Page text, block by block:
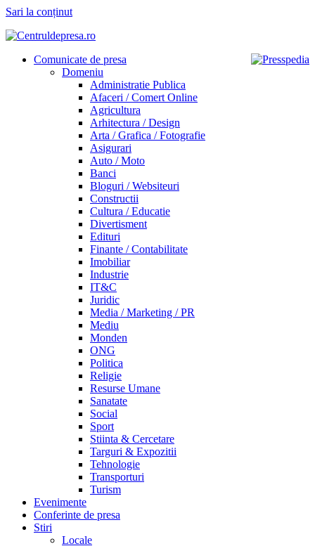
Sari la conținut
Comunicate de presa
Domeniu
Administratie Publica
Afaceri / Comert Online
Agricultura
Arhitectura / Design
Arta / Grafica / Fotografie
Asigurari
Auto / Moto
Banci
Bloguri / Websiteuri
Constructii
Cultura / Educatie
Divertisment
Edituri
Finante / Contabilitate
Imobiliar
Industrie
IT&C
Juridic
Media / Marketing / PR
Mediu
Monden
ONG
Politica
Religie
Resurse Umane
Sanatate
Social
Sport
Stiinta & Cercetare
Targuri & Expozitii
Tehnologie
Transporturi
Turism
Evenimente
Conferinte de presa
Stiri
Locale